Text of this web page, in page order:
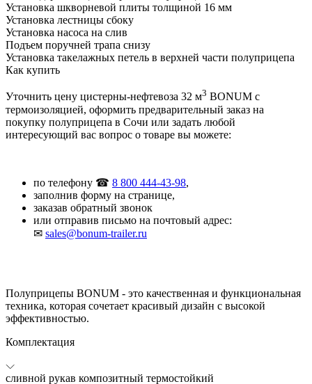
Установка шкворневой плиты толщиной 16 мм
Установка лестницы сбоку
Установка насоса на слив
Подъем поручней трапа снизу
Установка такелажных петель в верхней части полуприцепа
Как купить
Уточнить цену цистерны-нефтевоза 32 м3 BONUM с
термоизоляцией, оформить предварительный заказ на
покупку полуприцепа в Сочи или задать любой
интересующий вас вопрос о товаре вы можете:
по телефону ☎ 8 800 444-43-98,
заполнив форму на странице,
заказав обратный звонок
или отправив письмо на почтовый адрес:
✉ sales@bonum-trailer.ru
Полуприцепы BONUM - это качественная и функциональная
техника, которая сочетает красивый дизайн с высокой
эффективностью.
Комплектация
сливной рукав композитный термостойкий